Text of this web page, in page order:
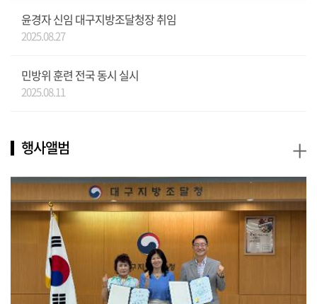
윤경자 신임 대구지방조달청장 취임
2025.08.27
민방위 훈련 전국 동시 실시
2025.08.11
행사앨범 +